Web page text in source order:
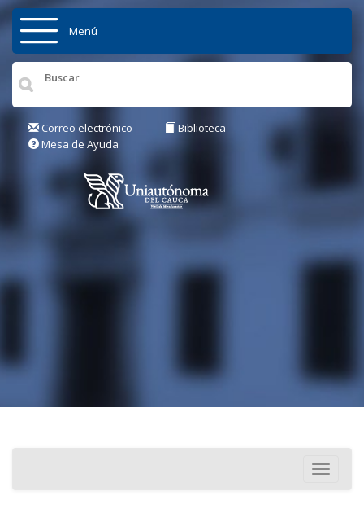
Pasar al contenido principal
Inicio
Institución
Posgrados
Menú
Correo electrónico
Biblioteca
Mesa de Ayuda
Toggle